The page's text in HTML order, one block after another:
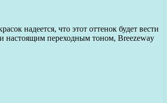
надеется, что этот оттенок будет вести
настоящим переходным тоном, Breezeway